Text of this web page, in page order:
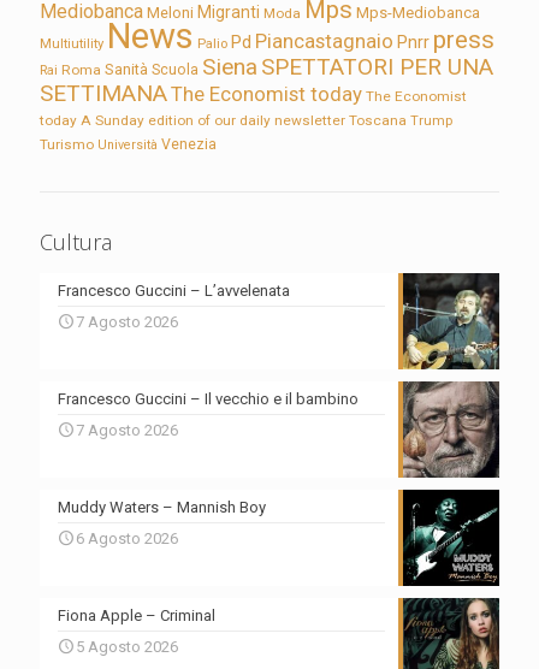
Mediobanca Meloni Migranti Moda Mps Mps-Mediobanca
Multiutility News Palio Pd Piancastagnaio Pnrr press
Rai Roma Sanità Scuola Siena SPETTATORI PER UNA
SETTIMANAThe Economist today The Economist
today A Sunday edition of our daily newsletter Toscana Trump
Turismo Università Venezia
Cultura
Francesco Guccini – L’avvelenata
7 Agosto 2026
Francesco Guccini – Il vecchio e il bambino
7 Agosto 2026
Muddy Waters – Mannish Boy
6 Agosto 2026
Fiona Apple – Criminal
5 Agosto 2026